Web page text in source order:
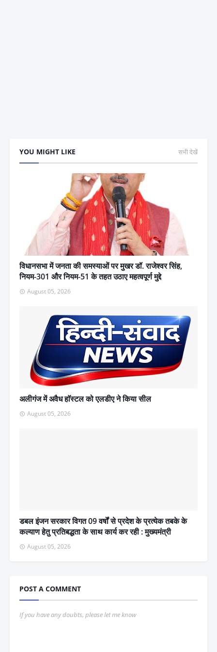
YOU MIGHT LIKE सभी देखें
विधानसभा में जनता की समस्याओं पर मुखर डॉ. राजेश्वर सिंह,
नियम-301 और नियम-51 के तहत उठाए महत्वपूर्ण मुद्दे
August 05, 2026
अलीगंज में अवैध हाॅस्टल को एलडीए ने किया सील
August 05, 2026
डबल इंजन सरकार विगत 09 वर्षों से प्रदेश के प्रत्येक तबके के
कल्याण हेतु प्रतिबद्धता के साथ कार्य कर रही : मुख्यमंत्री
August 05, 2026
POST A COMMENT
If you have any doubts, please let me know